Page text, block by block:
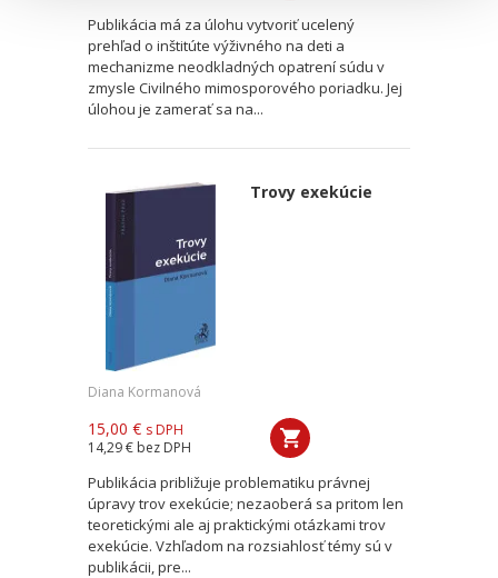
Publikácia má za úlohu vytvoriť ucelený
prehľad o inštitúte výživného na deti a
mechanizme neodkladných opatrení súdu v
zmysle Civilného mimosporového poriadku. Jej
úlohou je zamerať sa na...
Trovy exekúcie
Diana Kormanová
15,00 € s DPH
14,29 € bez DPH
Publikácia približuje problematiku právnej
úpravy trov exekúcie; nezaoberá sa pritom len
teoretickými ale aj praktickými otázkami trov
exekúcie. Vzhľadom na rozsiahlosť témy sú v
publikácii, pre...